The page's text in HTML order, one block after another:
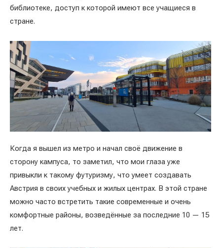
библиотеке, доступ к которой имеют все учащиеся в
стране.
Когда я вышел из метро и начал своё движение в
сторону кампуса, то заметил, что мои глаза уже
привыкли к такому футуризму, что умеет создавать
Австрия в своих учебных и жилых центрах. В этой стране
можно часто встретить такие современные и очень
комфортные районы, возведённые за последние 10 — 15
лет.